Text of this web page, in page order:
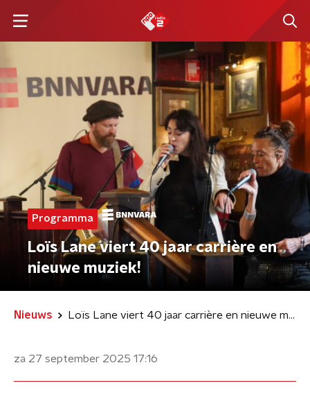
Programma
Loïs Lane viert 40 jaar carrière en
nieuwe muziek!
Nieuws Loïs Lane viert 40 jaar carrière en nieuwe muziek!
za 27 september 2025 17:16